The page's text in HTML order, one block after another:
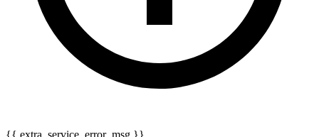
{{ extra_service_error_msg }}